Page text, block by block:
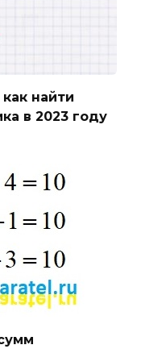
найти
в 2023 году